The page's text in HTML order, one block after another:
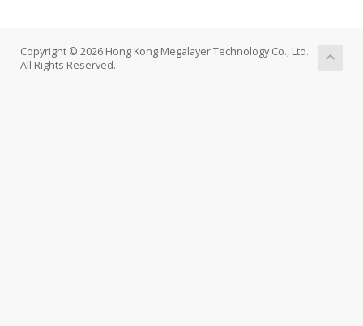
Copyright © 2026 Hong Kong Megalayer Technology Co., Ltd.
All Rights Reserved.